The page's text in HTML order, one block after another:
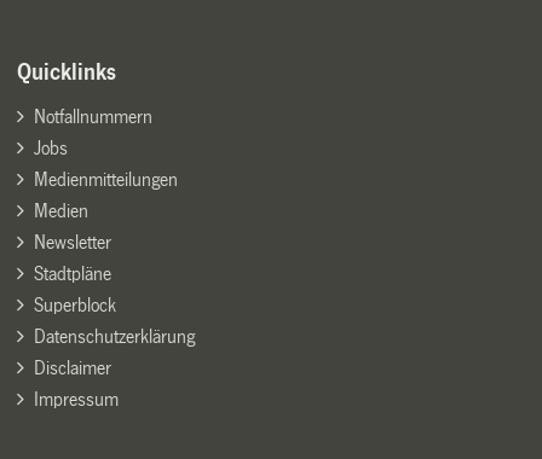
Quicklinks
Notfallnummern
Jobs
Medienmitteilungen
Medien
Newsletter
Stadtpläne
Superblock
Datenschutzerklärung
Disclaimer
Impressum